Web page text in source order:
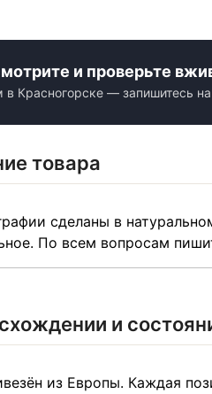
и проверьте
Красногорске — запишитесь
товара
сделаны в
По всем вопросам
и
из Европы. Каждая